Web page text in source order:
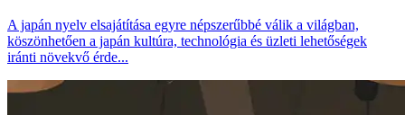
A japán nyelv elsajátítása egyre népszerűbbé válik a világban,
köszönhetően a japán kultúra, technológia és üzleti lehetőségek
iránti növekvő érde...